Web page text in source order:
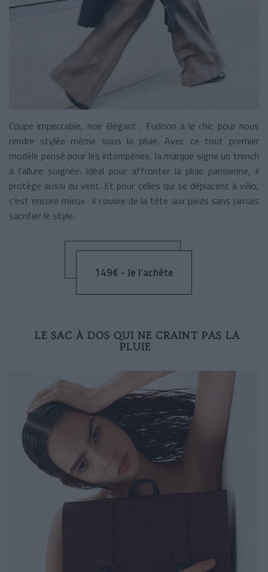
Coupe impeccable, noir élégant : Fudoon a le chic pour nous
rendre stylée même sous la pluie. Avec ce tout premier
modèle pensé pour les intempéries, la marque signe un trench
à l’allure soignée. Idéal pour affronter la pluie parisienne, il
protège aussi du vent. Et pour celles qui se déplacent à vélo,
c’est encore mieux : il couvre de la tête aux pieds sans jamais
sacrifier le style.
149€ - Je l’achète
LE SAC À DOS QUI NE CRAINT PAS LA
PLUIE